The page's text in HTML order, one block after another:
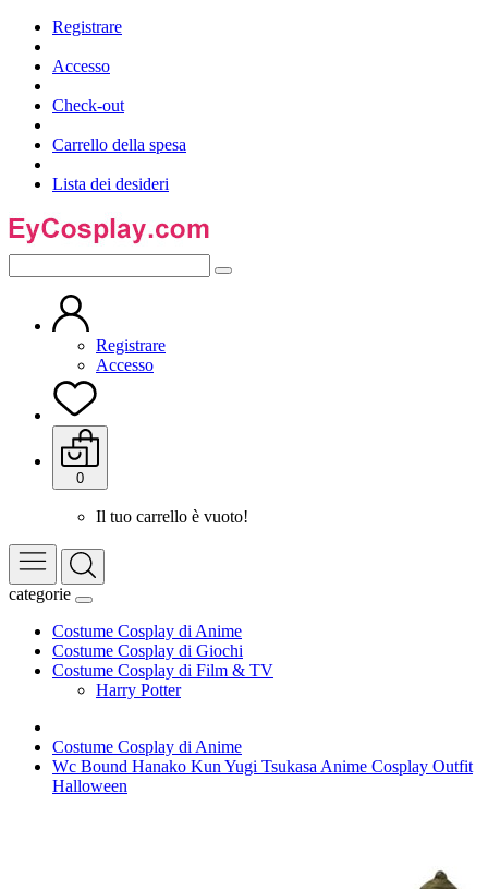
Registrare
Accesso
Check-out
Carrello della spesa
Lista dei desideri
Registrare
Accesso
0
Il tuo carrello è vuoto!
categorie
Costume Cosplay di Anime
Costume Cosplay di Giochi
Costume Cosplay di Film & TV
Harry Potter
Costume Cosplay di Anime
Wc Bound Hanako Kun Yugi Tsukasa Anime Cosplay Outfit
Halloween